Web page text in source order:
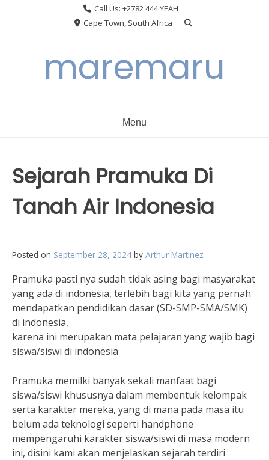
Call Us: +2782 444 YEAH
Cape Town, South Africa
maremaru
Menu
Sejarah Pramuka Di
Tanah Air Indonesia
Posted on September 28, 2024 by Arthur Martinez
Pramuka pasti nya sudah tidak asing bagi masyarakat
yang ada di indonesia, terlebih bagi kita yang pernah
mendapatkan pendidikan dasar (SD-SMP-SMA/SMK)
di indonesia,
karena ini merupakan mata pelajaran yang wajib bagi
siswa/siswi di indonesia
Pramuka memilki banyak sekali manfaat bagi
siswa/siswi khususnya dalam membentuk kelompak
serta karakter mereka, yang di mana pada masa itu
belum ada teknologi seperti handphone
mempengaruhi karakter siswa/siswi di masa modern
ini, disini kami akan menjelaskan sejarah terdiri